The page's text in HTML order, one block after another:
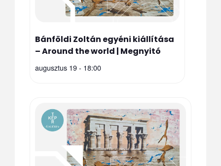
Bánföldi Zoltán egyéni kiállítása
– Around the world | Megnyitó
augusztus 19 - 18:00